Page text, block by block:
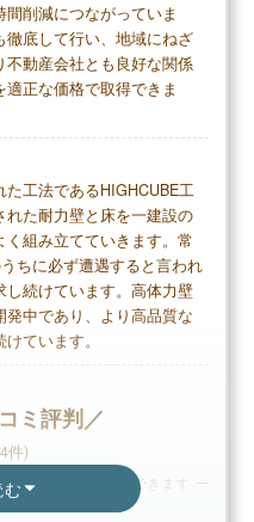
きる
ベルの保証期間
ている価格では建た
完了
削減につながっていま
底して行い、地域にねざ
不動産会社とも良好な関係
正な価格で取得できま
工法であるHIGHCUBE工
た耐力壁と床を一建設の
組み立てていきます。常
ちに必ず遭遇すると言われ
続けています。高体力壁
中であり、より高品質な
ています。
ミ評判／
件)
スクロールできます